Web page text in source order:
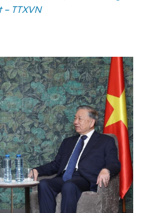
– TTXVN